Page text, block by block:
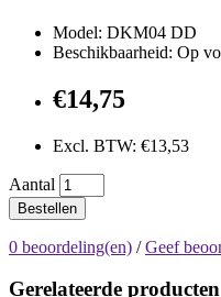
Model: DKM04 DD
Beschikbaarheid: Op
€14,75
Excl. BTW: €13,53
Aantal
Bestellen
0 beoordeling(en) /Geef
Gerelateerde producten